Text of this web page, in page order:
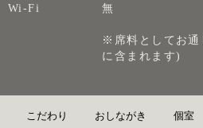
Wi-Fi
無
※席料としてお通
に含まれます)
こだわり おしながき 個室